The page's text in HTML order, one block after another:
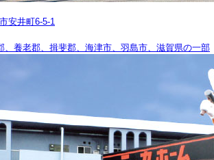
安井町6-5-1
、養老郡、揖斐郡、海津市、羽島市、滋賀県の一部